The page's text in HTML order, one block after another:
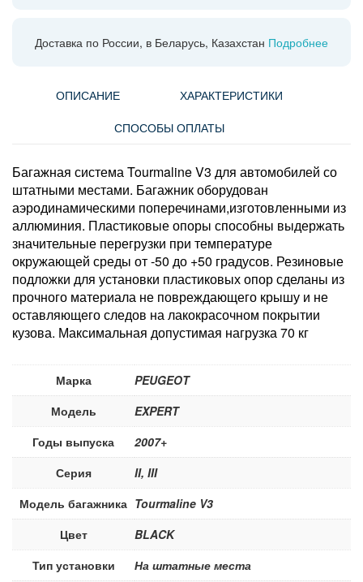
Доставка по России, в Беларусь, Казахстан Подробнее
ОПИСАНИЕ
ХАРАКТЕРИСТИКИ
СПОСОБЫ ОПЛАТЫ
Багажная система Tourmaline V3 для автомобилей со
штатными местами. Багажник оборудован
аэродинамическими поперечинами,изготовленными из
аллюминия. Пластиковые опоры способны выдержать
значительные перегрузки при температуре
окружающей среды от -50 до +50 градусов. Резиновые
подложки для установки пластиковых опор сделаны из
прочного материала не повреждающего крышу и не
оставляющего следов на лакокрасочном покрытии
кузова. Максимальная допустимая нагрузка 70 кг
Марка
PEUGEOT
Модель
EXPERT
Годы выпуска
2007+
Серия
II, III
Модель багажника Tourmaline V3
Цвет
BLACK
Тип установки
На штатные места